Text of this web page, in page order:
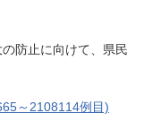
防止に向けて、県民
～2108114例目)